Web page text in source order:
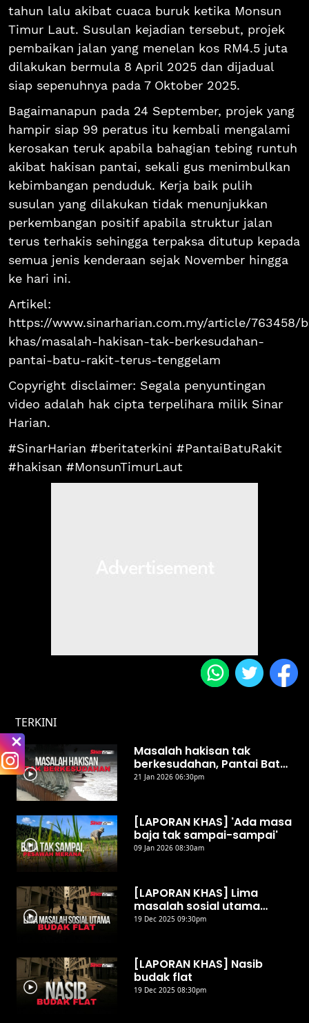
tahun lalu akibat cuaca buruk ketika Monsun
Timur Laut. Susulan kejadian tersebut, projek
pembaikan jalan yang menelan kos RM4.5 juta
dilakukan bermula 8 April 2025 dan dijadual
siap sepenuhnya pada 7 Oktober 2025.
Bagaimanapun pada 24 September, projek yang
hampir siap 99 peratus itu kembali mengalami
kerosakan teruk apabila bahagian tebing runtuh
akibat hakisan pantai, sekali gus menimbulkan
kebimbangan penduduk. Kerja baik pulih
susulan yang dilakukan tidak menunjukkan
perkembangan positif apabila struktur jalan
terus terhakis sehingga terpaksa ditutup kepada
semua jenis kenderaan sejak November hingga
ke hari ini.
Artikel:
https://www.sinarharian.com.my/article/763458/
khas/masalah-hakisan-tak-berkesudahan-
pantai-batu-rakit-terus-tenggelam
Copyright disclaimer: Segala penyuntingan
video adalah hak cipta terpelihara milik Sinar
Harian.
#SinarHarian #beritaterkini #PantaiBatuRakit
#hakisan #MonsunTimurLaut
TERKINI
Masalah hakisan tak
berkesudahan, Pantai Batu
Rakit terus tenggelam
21 Jan 2026 06:30pm
[LAPORAN KHAS] 'Ada masa
baja tak sampai-sampai'
09 Jan 2026 08:30am
[LAPORAN KHAS] Lima
masalah sosial utama
budak flat
19 Dec 2025 09:30pm
[LAPORAN KHAS] Nasib
budak flat
19 Dec 2025 08:30pm